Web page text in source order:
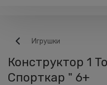
Игрушки
Конструктор 1
Спорткар " 6+